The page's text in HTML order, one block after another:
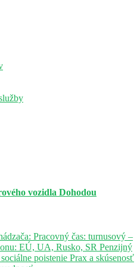
vozidla Dohodou
Pracovný čas: turnusový –
EÚ, UA, Rusko, SR Penzijný
poistenie Prax a skúsenosť